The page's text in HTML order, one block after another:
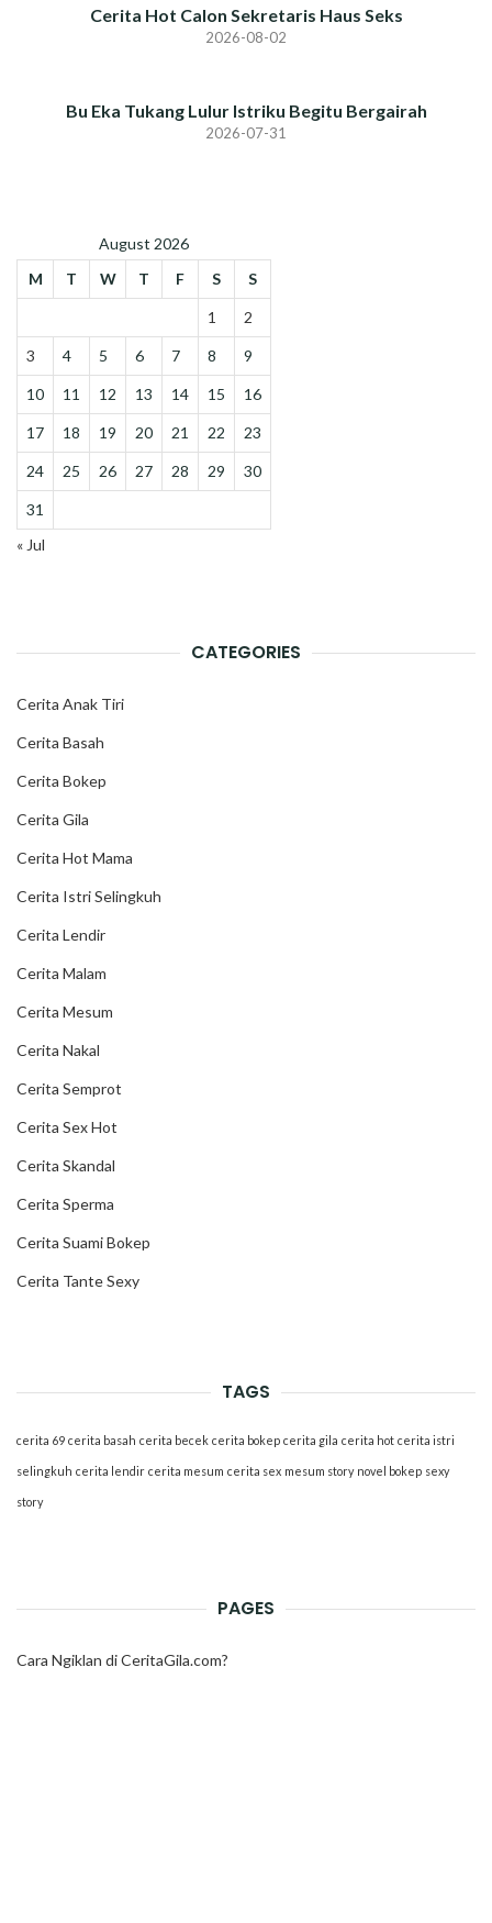
Cerita Hot Calon Sekretaris Haus Seks
2026-08-02
Bu Eka Tukang Lulur Istriku Begitu Bergairah
2026-07-31
August 2026
M
T W T F S S
1 2
3 4 5 6 7 8 9
10 11 12 13 14 15 16
17 18 19 20 21 22 23
24 25 26 27 28 29 30
31
« Jul
CATEGORIES
Cerita Anak Tiri
Cerita Basah
Cerita Bokep
Cerita Gila
Cerita Hot Mama
Cerita Istri Selingkuh
Cerita Lendir
Cerita Malam
Cerita Mesum
Cerita Nakal
Cerita Semprot
Cerita Sex Hot
Cerita Skandal
Cerita Sperma
Cerita Suami Bokep
Cerita Tante Sexy
TAGS
cerita 69 cerita basah cerita becek cerita bokep cerita gila cerita hot cerita istri
selingkuh cerita lendir cerita mesum cerita sex mesum story novel bokep sexy
story
PAGES
Cara Ngiklan di CeritaGila.com?